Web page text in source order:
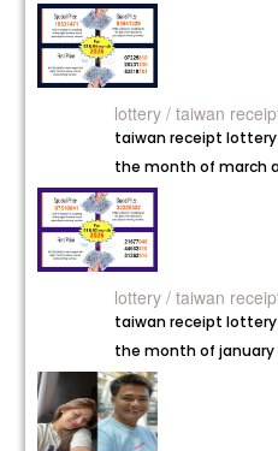
lottery /taiwan
taiwan receipt
the month of march
lottery /taiwan
taiwan receipt
the month of january